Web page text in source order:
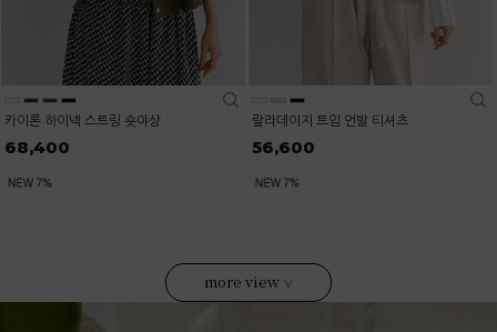
카이론 하이넥 스트링 숏야상
68,400
랄라데이지 트임 언발 티셔츠
56,600
more view ∨